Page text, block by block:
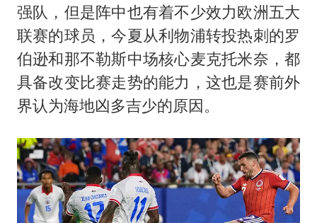
强队，但是阵中也有着不少效力欧洲五大
联赛的球员，今夏从利物浦转投热刺的罗
伯逊和那不勒斯中场核心麦克托米奈，都
具备改变比赛走势的能力，这也是赛前外
界认为海地凶多吉少的原因。